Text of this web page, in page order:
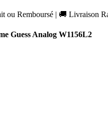
ou Remboursé | 🚚 Livraison
Guess Analog W1156L2